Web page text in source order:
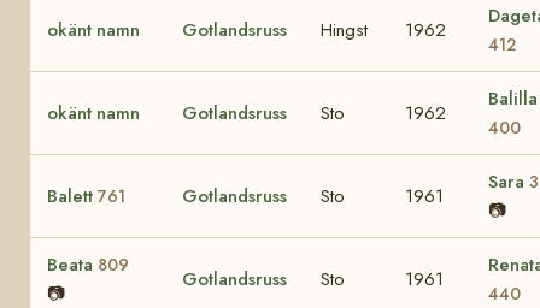
okänt namn Gotlandsruss Hingst 1962
412
okänt namn Gotlandsruss Sto 1962
400
Balett 761 Gotlandsruss Sto 1961
Sara
📷
Beata 809
📷
Gotlandsruss Sto 1961
440